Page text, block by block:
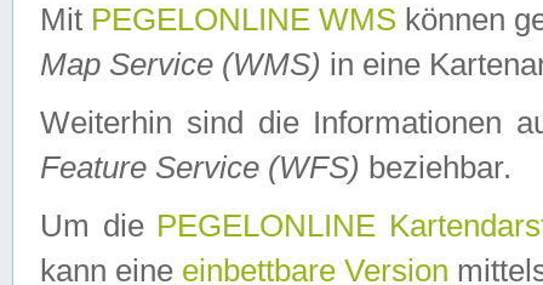
Mit PEGELONLINE WMS können
Map Service (WMS) in eine
Weiterhin sind die Informationen
Feature Service (WFS) beziehbar.
Um die PEGELONLINE
kann eine einbettbare Version